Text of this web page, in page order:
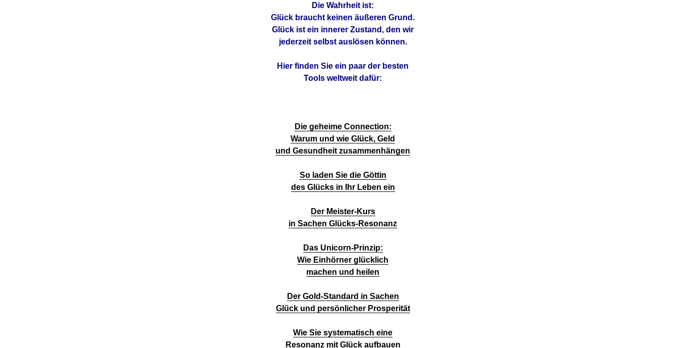
Die Wahrheit ist:
Glück braucht keinen äußeren Grund.
Glück ist ein innerer Zustand,den wir
jederzeit selbst auslösen können.
Hier finden Sie ein paar der besten
Tools weltweit dafür:
Die geheime Connection:
Warum und wie Glück, Geld
und Gesundheit zusammenhängen
So laden Sie die Göttin
des Glücks in Ihr Leben ein
Der Meister-Kurs
in Sachen Glücks-Resonanz
Das Unicorn-Prinzip:
Wie Einhörner glücklich
machen und heilen
Der Gold-Standard in Sachen
Glück und persönlicher Prosperität
Wie Sie systematisch eine
Resonanz mit Glück aufbauen